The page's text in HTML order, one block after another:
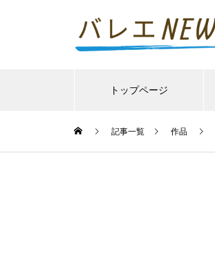
トップページ
記事一覧 作品